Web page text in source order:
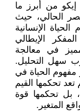
إيكو من أبرز ما
الحالي، حيث
الإنسانية
الإيطالي
في معالجة
سهل التحليل.
مفهوم الحياة في
تعد تحكمها القيم
بل تحكمها قوة
المتغير.